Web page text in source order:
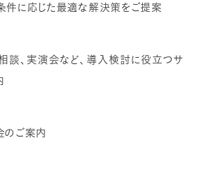
件に応じた最適な解決策をご提案​
談、実演会など、導入検討に役立つサ
のご案内​